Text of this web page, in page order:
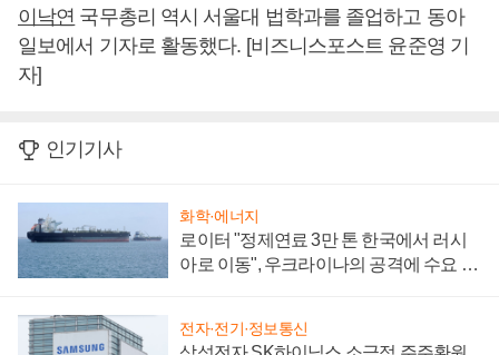
이낙연 국무총리 역시 서울대 법학과를 졸업하고 동아
일보에서 기자로 활동했다. [비즈니스포스트 윤준영 기
자]
인기기사
화학·에너지
로이터 "정제연료 3만 톤 한국에서 러시
아로 이동", 우크라이나의 공격에 수요 늘
전자·전기·정보통신